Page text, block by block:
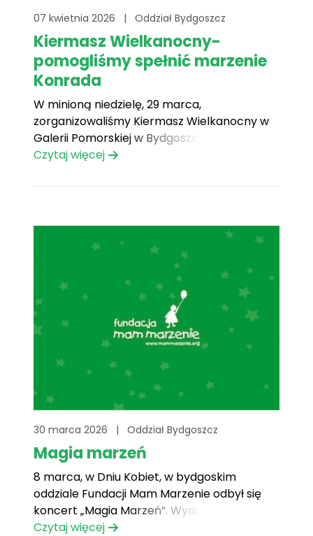
07 kwietnia 2026 | Oddział Bydgoszcz
Kiermasz Wielkanocny-
pomogliśmy spełnić marzenie
Konrada
W minioną niedzielę, 29 marca,
zorganizowaliśmy Kiermasz Wielkanocny w
Galerii Pomorskiej w Bydgoszczy w
godzinach 10:00–20:00.Była to nie tylko
wyjazdu na mecz Realu Madryt do
Hiszpanii.Na miejscu przygotowaliśmy wiele
atrakcji, w tym[...]
Czytaj więcej
30 marca 2026 | Oddział Bydgoszcz
Magia marzeń
8 marca, w Dniu Kobiet, w bydgoskim
oddziale Fundacji Mam Marzenie odbył się
koncert „Magia Marzeń”. Wydarzenie
rozpoczęło się poruszającym utworem
Czytaj więcej